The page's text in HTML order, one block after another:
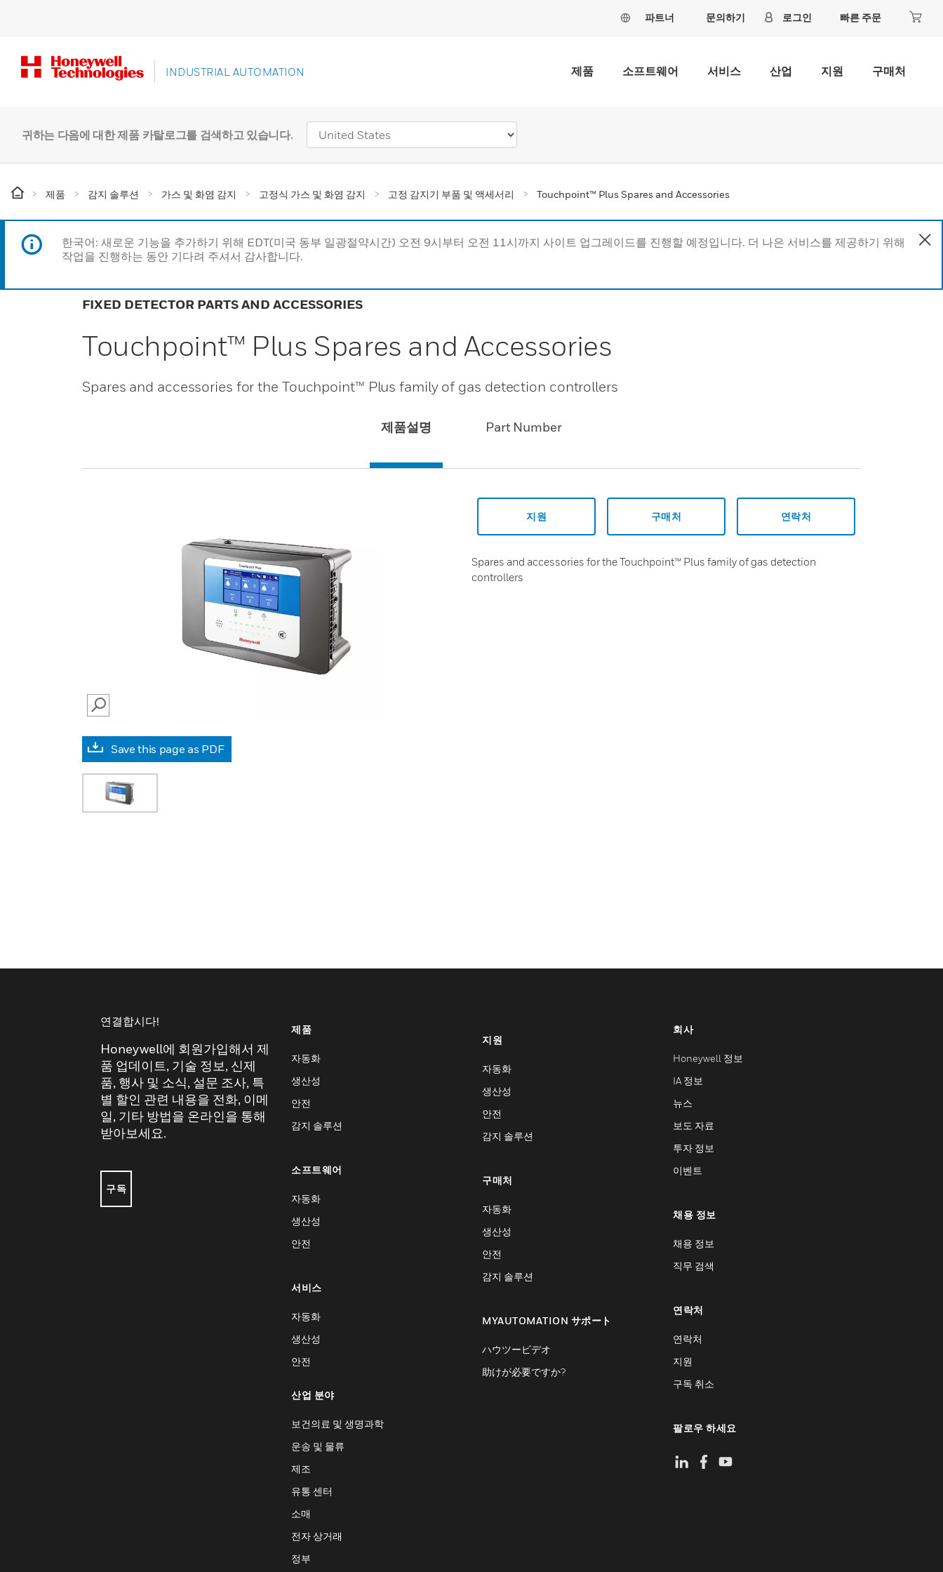
파트너 문의하기 로그인 빠른 주문
INDUSTRIAL AUTOMATION 제품 소프트웨어 서비스 산업 지원 구매처
귀하는 다음에 대한 제품 카탈로그를 검색하고 있습니다.
제품 감지 솔루션 가스 및 화염 감지 고정식 가스 및 화염 감지 고정 감지기 부품 및 액세서리 Touchpoint™ Plus Spares and Accessories
한국어: 새로운 기능을 추가하기 위해 EDT(미국 동부 일광절약시간) 오전 9시부터 오전 11시까지 사이트 업그레이드를 진행할 예정입니다. 더 나은 서비스를 제공하기 위해
작업을 진행하는 동안 기다려 주셔서 감사합니다.
FIXED DETECTOR PARTS AND ACCESSORIES
Touchpoint™ Plus Spares and Accessories
Spares and accessories for the Touchpoint™ Plus family of gas detection controllers
제품설명 Part Number
SEARCH
Save this page as PDF
지원 구매처 연락처
Spares and accessories for the Touchpoint™ Plus family of gas detection
controllers
연결합시다!
Honeywell에 회원가입해서 제
품 업데이트, 기술 정보, 신제
품, 행사 및 소식, 설문 조사, 특
별 할인 관련 내용을 전화, 이메
일, 기타 방법을 온라인을 통해
받아보세요.
구독
제품
자동화
생산성
안전
감지 솔루션
소프트웨어
자동화
생산성
안전
서비스
자동화
생산성
안전
산업 분야
보건의료 및 생명과학
운송 및 물류
제조
유통 센터
소매
전자 상거래
정부
지원
자동화
생산성
안전
감지 솔루션
구매처
자동화
생산성
안전
감지 솔루션
MYAUTOMATION サポート
ハウツービデオ
助けが必要ですか?
회사
Honeywell 정보
IA 정보
뉴스
보도 자료
투자 정보
이벤트
채용 정보
채용 정보
직무 검색
연락처
연락처
지원
구독 취소
팔로우 하세요